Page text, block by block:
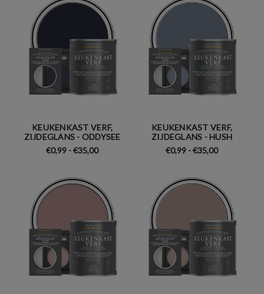
KEUKENKAST VERF,
ZIJDEGLANS - ODDYSEE
€0,99 - €35,00
KEUKENKAST VERF,
ZIJDEGLANS - HUSH
€0,99 - €35,00